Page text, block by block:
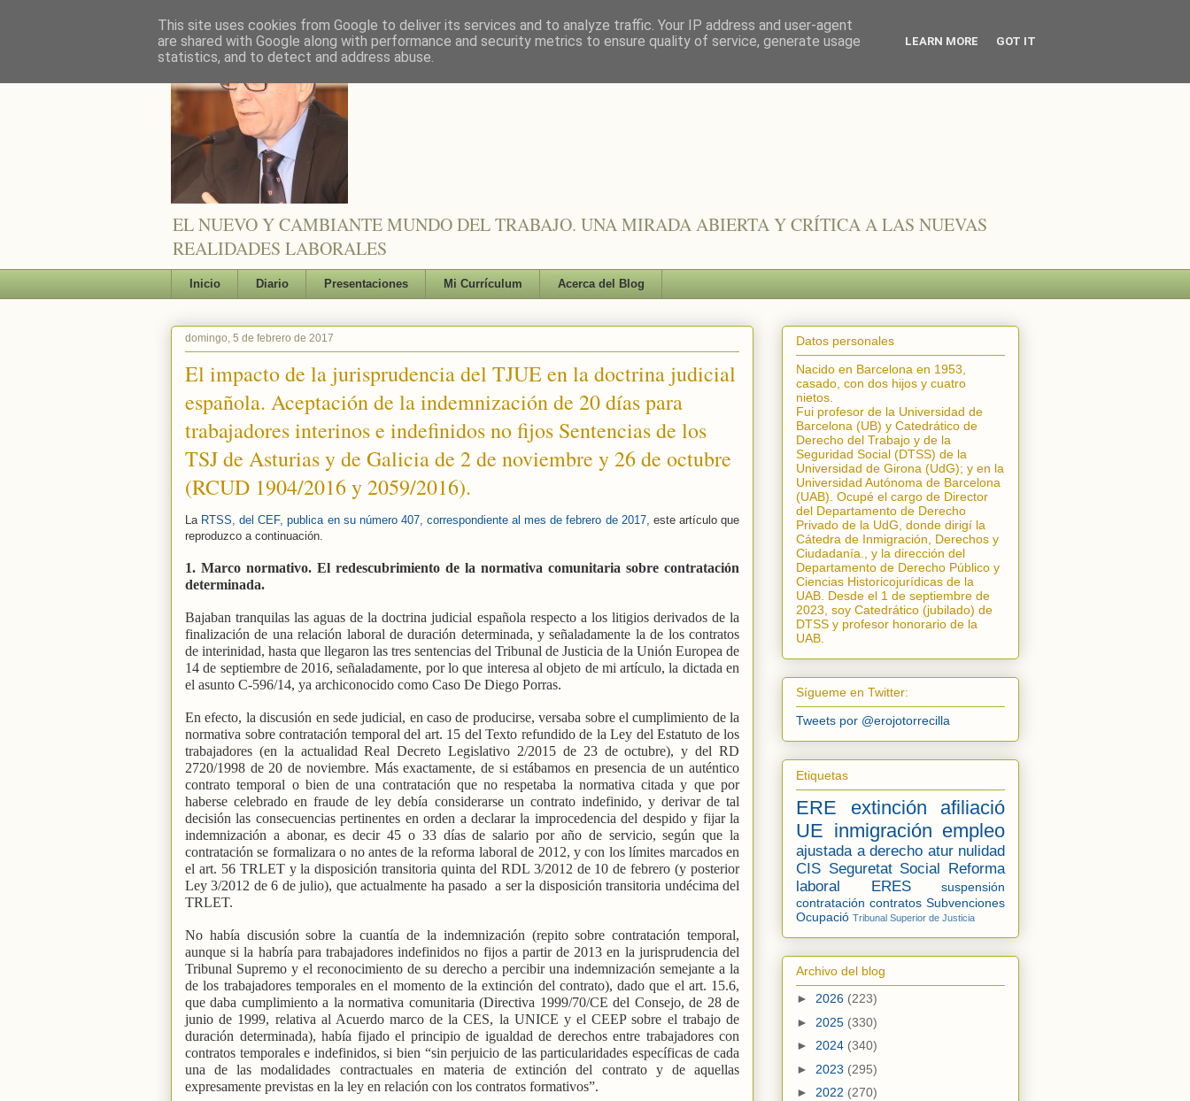
EL NUEVO Y CAMBIANTE MUNDO DEL TRABAJO. UNA MIRADA ABIERTA Y CRÍTICA A LAS NUEVAS
REALIDADES LABORALES
Inicio Diario Presentaciones Mi Currículum Acerca del Blog
domingo, 5 de febrero de 2017
El impacto de la jurisprudencia del TJUE en la doctrina judicial
española. Aceptación de la indemnización de 20 días para
trabajadores interinos e indefinidos no fijos Sentencias de los
TSJ de Asturias y de Galicia de 2 de noviembre y 26 de octubre
(RCUD 1904/2016 y 2059/2016).
La RTSS, del CEF, publica en su número 407, correspondiente al mes de febrero de 2017, este artículo que
reproduzco a continuación.
1. Marco normativo. El redescubrimiento de la normativa comunitaria sobre contratación
determinada.
Bajaban tranquilas las aguas de la doctrina judicial española respecto a los litigios derivados de la
finalización de una relación laboral de duración determinada, y señaladamente la de los contratos
de interinidad, hasta que llegaron las tres sentencias del Tribunal de Justicia de la Unión Europea de
14 de septiembre de 2016, señaladamente, por lo que interesa al objeto de mi artículo, la dictada en
el asunto C-596/14, ya archiconocido como Caso De Diego Porras.
En efecto, la discusión en sede judicial, en caso de producirse, versaba sobre el cumplimiento de la
normativa sobre contratación temporal del art. 15 del Texto refundido de la Ley del Estatuto de los
trabajadores (en la actualidad Real Decreto Legislativo 2/2015 de 23 de octubre), y del RD
2720/1998 de 20 de noviembre. Más exactamente, de si estábamos en presencia de un auténtico
contrato temporal o bien de una contratación que no respetaba la normativa citada y que por
haberse celebrado en fraude de ley debía considerarse un contrato indefinido, y derivar de tal
decisión las consecuencias pertinentes en orden a declarar la improcedencia del despido y fijar la
indemnización a abonar, es decir 45 o 33 días de salario por año de servicio, según que la
contratación se formalizara o no antes de la reforma laboral de 2012, y con los límites marcados en
el art. 56 TRLET y la disposición transitoria quinta del RDL 3/2012 de 10 de febrero (y posterior
Ley 3/2012 de 6 de julio), que actualmente ha pasado a ser la disposición transitoria undécima del
TRLET.
No había discusión sobre la cuantía de la indemnización (repito sobre contratación temporal,
aunque si la habría para trabajadores indefinidos no fijos a partir de 2013 en la jurisprudencia del
Tribunal Supremo y el reconocimiento de su derecho a percibir una indemnización semejante a la
de los trabajadores temporales en el momento de la extinción del contrato), dado que el art. 15.6,
que daba cumplimiento a la normativa comunitaria (Directiva 1999/70/CE del Consejo, de 28 de
junio de 1999, relativa al Acuerdo marco de la CES, la UNICE y el CEEP sobre el trabajo de
duración determinada), había fijado el principio de igualdad de derechos entre trabajadores con
contratos temporales e indefinidos, si bien “sin perjuicio de las particularidades específicas de cada
una de las modalidades contractuales en materia de extinción del contrato y de aquellas
expresamente previstas en la ley en relación con los contratos formativos”.
Datos personales
Nacido en Barcelona en 1953,
casado, con dos hijos y cuatro
nietos.
Fui profesor de la Universidad de
Barcelona (UB) y Catedrático de
Derecho del Trabajo y de la
Seguridad Social (DTSS) de la
Universidad de Girona (UdG); y en la
Universidad Autónoma de Barcelona
(UAB). Ocupé el cargo de Director
del Departamento de Derecho
Privado de la UdG, donde dirigí la
Cátedra de Inmigración, Derechos y
Ciudadanía.
, y la dirección del
Departamento de Derecho Público y
Ciencias Historicojurídicas de la
UAB. Desde el 1 de septiembre de
2023, soy Catedrático (jubilado) de
DTSS y profesor honorario de la
UAB.
Sígueme en Twitter:
Tweets por @erojotorrecilla
Etiquetas
ERE extinción
afiliació
UE inmigración empleo
ajustada a derecho atur nulidad
CIS Seguretat Social Reforma
laboral
ERES
suspensión
contratación contratos Subvenciones
Ocupació Tribunal Superior de Justicia
Archivo del blog
► 2026 (223)
► 2025 (330)
► 2024 (340)
► 2023 (295)
► 2022 (270)
This site uses cookies from Google to deliver its services and to analyze traffic. Your IP address and user-agent
are shared with Google along with performance and security metrics to ensure quality of service, generate usage
statistics, and to detect and address abuse.
LEARN MORE GOT IT